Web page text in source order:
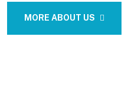
MORE ABOUT US